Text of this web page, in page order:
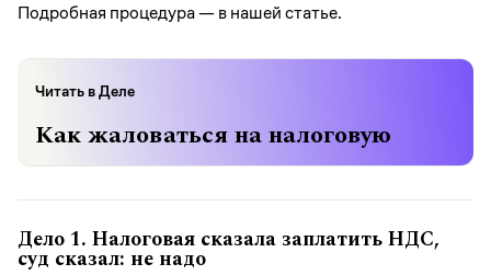
Подробная процедура — в нашей статье.
Читать в Деле
Как жаловаться на налоговую
Дело 1. Налоговая сказала заплатить НДС,
суд сказал: не надо